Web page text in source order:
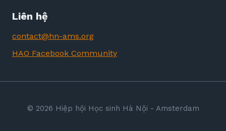
Liên hệ
contact@hn-ams.org
HAO Facebook Community
© 2026 Hiệp hội Học sinh Hà Nội - Amsterdam